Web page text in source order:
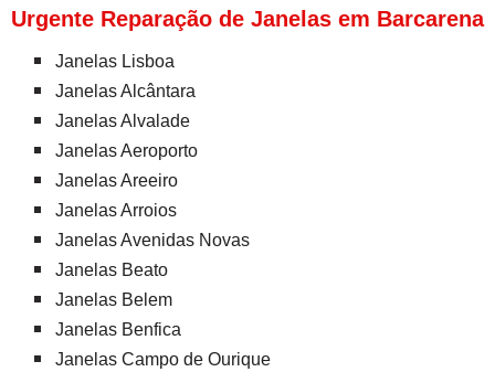
Urgente Reparação de Janelas em Barcarena
Janelas Lisboa
Janelas Alcântara
Janelas Alvalade
Janelas Aeroporto
Janelas Areeiro
Janelas Arroios
Janelas Avenidas Novas
Janelas Beato
Janelas Belem
Janelas Benfica
Janelas Campo de Ourique